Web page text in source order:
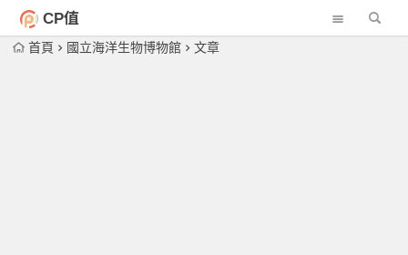
CP值
首頁 國立海洋生物博物館 文章